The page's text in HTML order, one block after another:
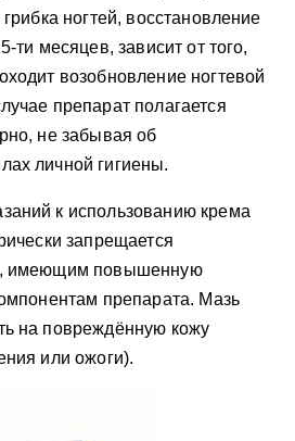
ногтей, восстановление
ти месяцев, зависит от того,
возобновление ногтевой
препарат полагается
не забывая об
личной гигиены.
к использованию крема
запрещается
имеющим повышенную
препарата. Мазь
на повреждённую кожу
или ожоги).